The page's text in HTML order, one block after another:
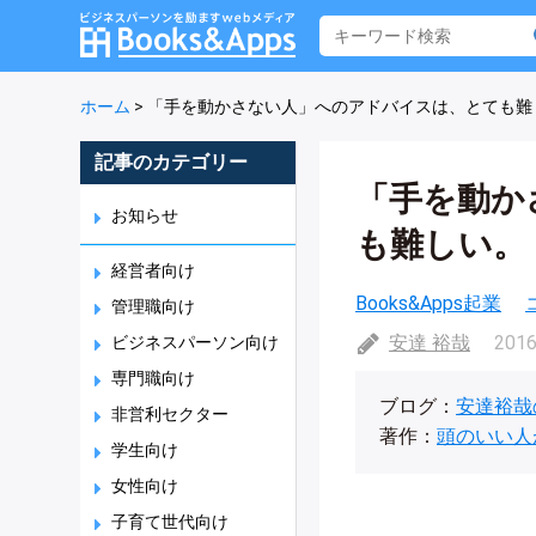
ホーム > 「手を動かさない人」へのアドバイスは、とても
記事のカテゴリー
お知らせ
経営者向け
管理職向け
ビジネスパーソン向け
専門職向け
非営利セクター
学生向け
女性向け
子育て世代向け
「手を動
も難しい。
Books&Apps起業
安達 裕哉
ブログ： 安達裕
著作： 頭のいい